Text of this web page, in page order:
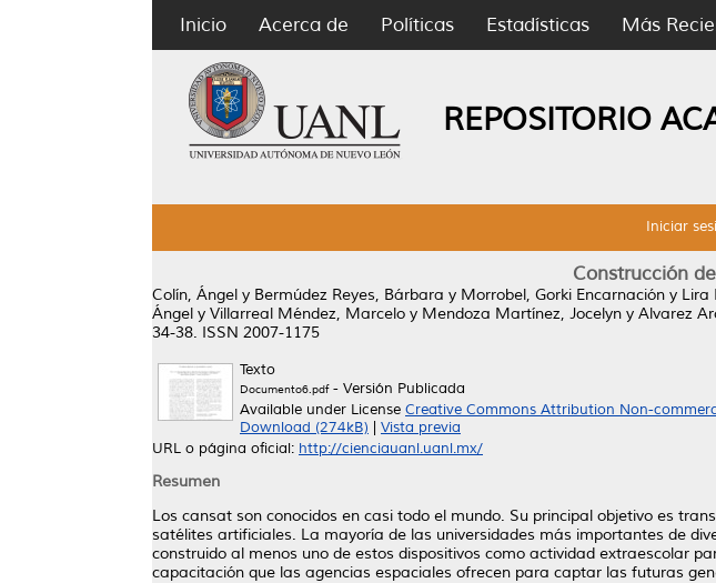
Inicio Acerca de Políticas Estadísticas Más
REPOSITORIO
Iniciar
Construcción
Colín, Ángel y Bermúdez Reyes, Bárbara y Morrobel, Gorki Encarnación y Lira
Ángel y Villarreal Méndez, Marcelo y Mendoza Martínez, Jocelyn y Alvarez
34-38. ISSN 2007-1175
Texto
Documento6.pdf- Versión Publicada
Available under License Creative Commons Attribution Non-
Download (274kB)
Vista previa
URL o página oficial: http://cienciauanl.uanl.mx/
Resumen
Los cansat son conocidos en casi todo el mundo. Su principal objetivo es
satélites artificiales. La mayoría de las universidades más importantes de
construido al menos uno de estos dispositivos como actividad extraescolar
capacitación que las agencias espaciales ofrecen para captar las futuras